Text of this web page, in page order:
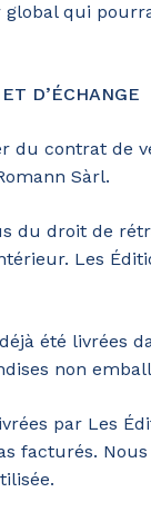
qui
D’ÉCHANGE
contrat de
Sàrl.
droit de
Les
été livrées
non
par Les
facturés.